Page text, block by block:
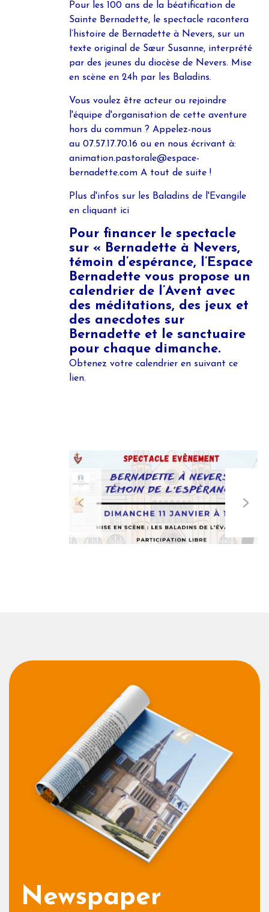
Pour les 100 ans de la béatification de
Sainte Bernadette, le spectacle racontera
l’histoire de Bernadette à Nevers, sur un
texte original de Sœur Susanne, interprété
par des jeunes du diocèse de Nevers. Mise
en scène en 24h par les Baladins.
Vous voulez être acteur ou rejoindre
l'équipe d'organisation de cette aventure
hors du commun ? Appelez-nous
au 07.57.17.70.16 ou en nous écrivant à:
animation.pastorale@espace-
bernadette.com A tout de suite !
Plus d'infos sur les Baladins de l'Evangile
en cliquant ici
Pour financer le spectacle
sur « Bernadette à Nevers,
témoin d’espérance, l’Espace
Bernadette vous propose un
calendrier de l’Avent avec
des méditations, des jeux et
des anecdotes sur
Bernadette et le sanctuaire
pour chaque dimanche.
Obtenez votre calendrier en suivant ce
lien.
Newspaper